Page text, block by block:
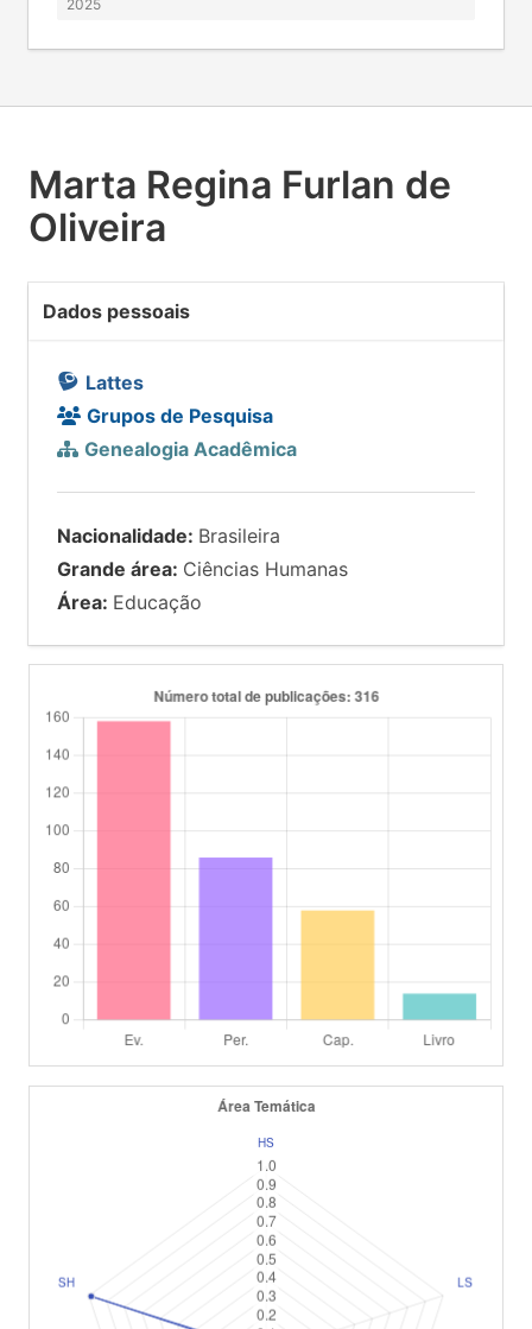
Marta Regina Furlan de
Oliveira
Dados pessoais
Lattes
Grupos de Pesquisa
Genealogia Acadêmica
Nacionalidade: Brasileira
Grande área: Ciências Humanas
Área: Educação